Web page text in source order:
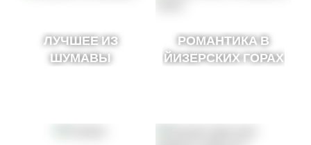
ЛУЧШЕЕ ИЗ
ШУМАВЫ
РОМАНТИКА В
ЙИЗЕРСКИХ ГОРАХ